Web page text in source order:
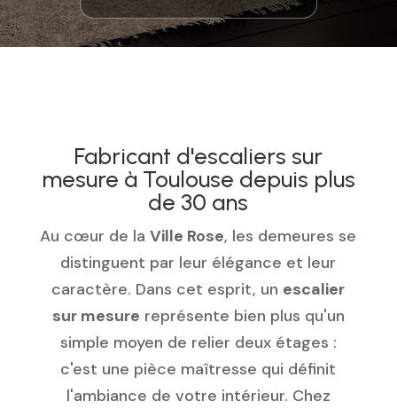
Fabricant d'escaliers sur
mesure à Toulouse depuis plus
de 30 ans
Au cœur de laVille Rose, les demeures se
distinguent par leur élégance et leur
caractère. Dans cet esprit, un escalier
sur mesure représente bien plus qu'un
simple moyen de relier deux étages :
c'est une pièce maîtresse qui définit
l'ambiance de votre intérieur. Chez